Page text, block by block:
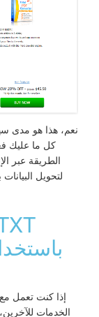
نعم، هذا هو مدى
كل ما عليك
الطريقة عبر
لتحويل
إذا كنت تعمل
الخدمات